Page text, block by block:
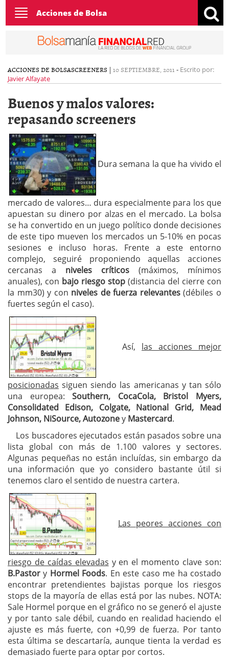
Toggle
navigation
Acciones de Bolsa
ACCIONES DE BOLSASCREENERS | 10 SEPTIEMBRE, 2011 - Escrito por:
Javier Alfayate
Buenos y malos valores:
repasando screeners
Dura semana la que ha vivido el
mercado de valores… dura especialmente para los que
apuestan su dinero por alzas en el mercado. La bolsa
se ha convertido en un juego político donde decisiones
de este tipo mueven los mercados un 5-10% en pocas
sesiones e incluso horas. Frente a este entorno
complejo, seguiré proponiendo aquellas acciones
cercanas a niveles críticos (máximos, mínimos
anuales), con bajo riesgo stop (distancia del cierre con
la mm30) y con niveles de fuerza relevantes(débiles o
fuertes según el caso).
Así, las acciones mejor
posicionadas siguen siendo las americanas y tan sólo
una europea:Southern, CocaCola, Bristol Myers,
Consolidated Edison, Colgate, National Grid, Mead
Johnson, NiSource, Autozoney Mastercard.
Los buscadores ejecutados están pasados sobre una
lista global con más de 1.100 valores y sectores.
Algunas pequeñas no están incluídas, sin embargo da
una información que yo considero bastante útil si
tenemos claro el sentido de nuestra cartera.
Las peores acciones con
riesgo de caídas elevadas y en el momento clave son:
B.Pastor y Hormel Foods. En este caso me ha costado
encontrar pretendientes bajistas porque los riesgos
stops de la mayoría de ellas está por las nubes. NOTA:
Sale Hormel porque en el gráfico no se generó el ajuste
y por tanto sale débil, cuando en realidad haciendo el
ajuste es más fuerte, con +0,99 de fuerza. Por tanto
esta última se descartaría, aunque tienta la verdad es
demasiado fuerte para optar por cortos.